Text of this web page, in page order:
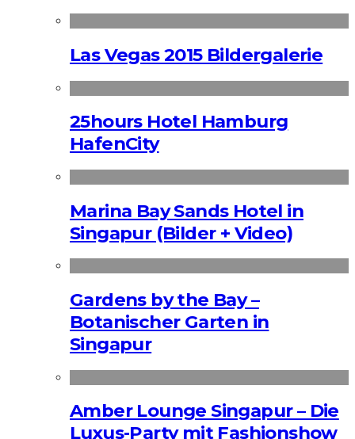
Las Vegas 2015 Bildergalerie
25hours Hotel Hamburg
HafenCity
Marina Bay Sands Hotel in
Singapur (Bilder + Video)
Gardens by the Bay –
Botanischer Garten in
Singapur
Amber Lounge Singapur – Die
Luxus-Party mit Fashionshow